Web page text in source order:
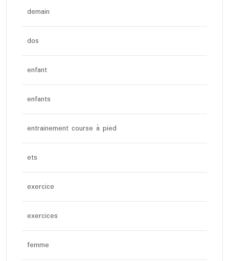
demain
dos
enfant
enfants
entrainement course à pied
ets
exercice
exercices
femme